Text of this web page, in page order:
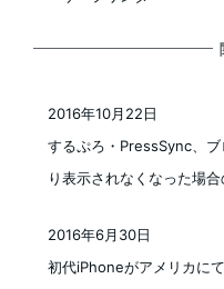
するぷろ・PressSync、
り表示されなくなった場
投稿日
2016年10月22日
初代iPhoneがアメリカに
2016年6月30日